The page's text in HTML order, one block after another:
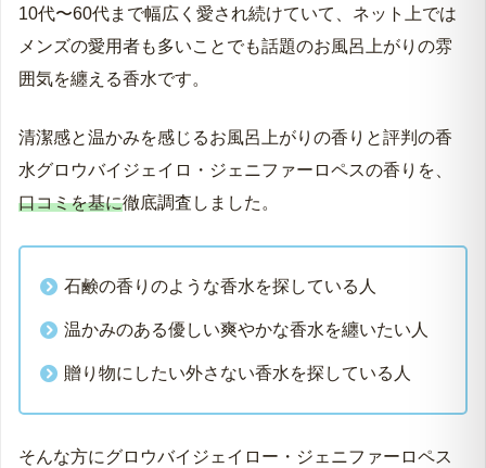
10代〜60代まで幅広く愛され続けていて、ネット上では
メンズの愛用者も多いことでも話題のお風呂上がりの雰
囲気を纏える香水です。
清潔感と温かみを感じるお風呂上がりの香りと評判の香
水グロウバイジェイロ・ジェニファーロペスの香りを、
口コミを基に徹底調査しました。
石鹸の香りのような香水を探している人
温かみのある優しい爽やかな香水を纏いたい人
贈り物にしたい外さない香水を探している人
そんな方にグロウバイジェイロー・ジェニファーロペス